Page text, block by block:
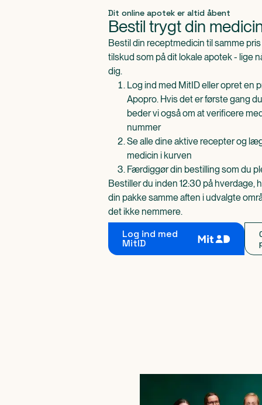
Dit online apotek er altid åbent
Bestil trygt din
Bestil din receptmedicin til samme
tilskud som på dit lokale apotek - lige
dig.
Log ind med MitID eller opret en
Apopro. Hvis det er første gang
beder vi også om at verificere
nummer
Se alle dine aktive recepter og
medicin i kurven
Færdiggør din bestilling som du
Bestiller du inden 12:30 på hverdage,
din pakke samme aften i udvalgte
det ikke nemmere.
Log ind med
MitID